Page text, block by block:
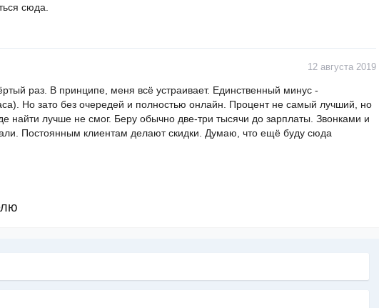
сюда.
12 августа 2019
раз. В принципе, меня всё устраивает. Единственный минус -
Но зато без очередей и полностью онлайн. Процент не самый лучший, но
найти лучше не смог. Беру обычно две-три тысячи до зарплаты. Звонками и
Постоянным клиентам делают скидки. Думаю, что ещё буду сюда